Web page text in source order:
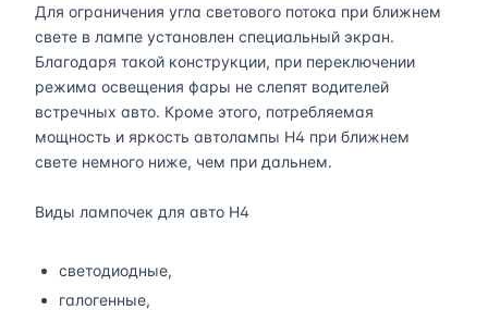
Для ограничения угла светового потока при ближнем
свете в лампе установлен специальный экран.
Благодаря такой конструкции, при переключении
режима освещения фары не слепят водителей
встречных авто. Кроме этого, потребляемая
мощность и яркость автолампы H4 при ближнем
свете немного ниже, чем при дальнем.
Виды лампочек для авто H4
светодиодные,
галогенные,